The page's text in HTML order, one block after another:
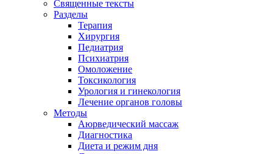
Священные тексты
Разделы
Терапия
Хирургия
Педиатрия
Психиатрия
Омоложение
Токсикология
Урология и гинекология
Лечение органов головы
Методы
Аюрведический массаж
Диагностика
Диета и режим дня